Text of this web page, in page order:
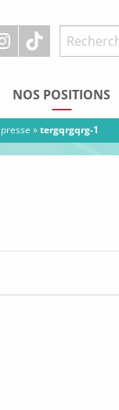
NOS POSITIONS
»tergqrgqrg-1